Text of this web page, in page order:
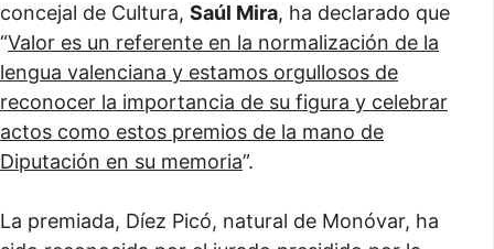
concejal de Cultura, Saúl Mira, ha declarado que
“Valor es un referente en la normalización de la
lengua valenciana y estamos orgullosos de
reconocer la importancia de su figura y celebrar
actos como estos premios de la mano de
Diputación en su memoria”.
La premiada, Díez Picó, natural de Monóvar, ha